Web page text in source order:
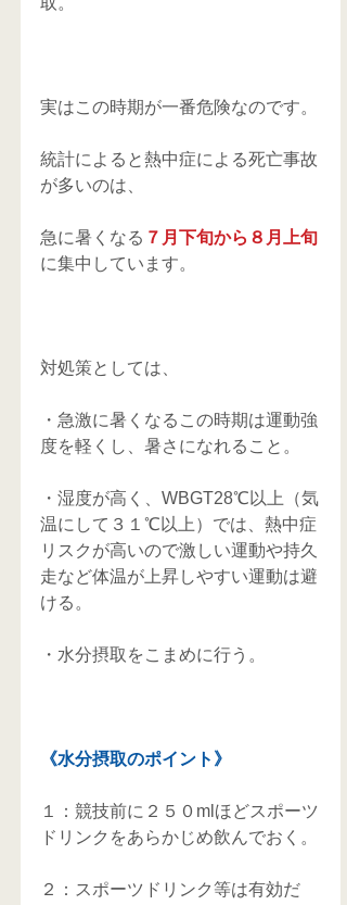
実はこの時期が一番危険なのです。
統計によると熱中症による死亡事故
が多いのは、
急に暑くなる ７月下旬から８月上旬
に集中しています。
対処策としては、
・急激に暑くなるこの時期は運動強
度を軽くし、暑さになれること。
・湿度が高く、WBGT28℃以上（気
温にして３１℃以上）では、熱中症
リスクが高いので激しい運動や持久
走など体温が上昇しやすい運動は避
ける。
・水分摂取をこまめに行う。
《水分摂取のポイント》
１：競技前に２５０mlほどスポーツ
ドリンクをあらかじめ飲んでおく。
２：スポーツドリンク等は有効だ